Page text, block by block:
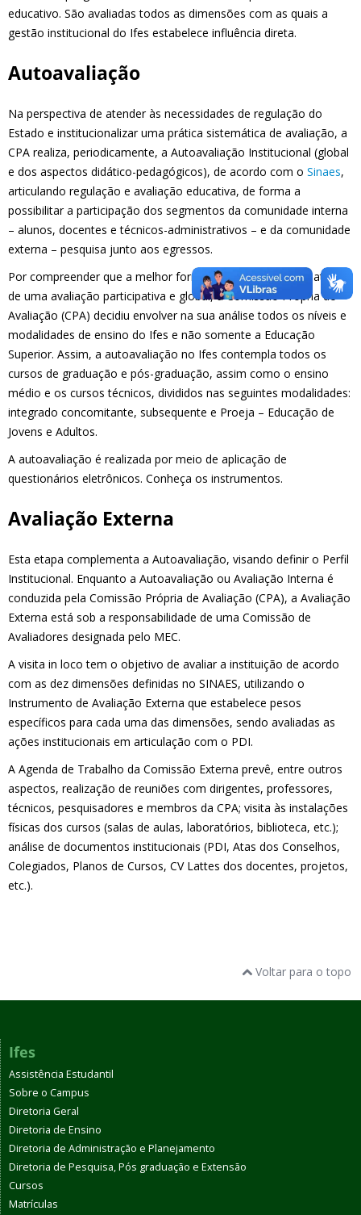
educativo. São avaliadas todos as dimensões com as quais a
gestão institucional do Ifes estabelece influência direta.
Autoavaliação
Na perspectiva de atender às necessidades de regulação do
Estado e institucionalizar uma prática sistemática de avaliação, a
CPA realiza, periodicamente, a Autoavaliação Institucional (global
e dos aspectos didático-pedagógicos), de acordo com o Sinaes,
articulando regulação e avaliação educativa, de forma a
possibilitar a participação dos segmentos da comunidade interna
– alunos, docentes e técnicos-administrativos – e da comunidade
externa – pesquisa junto aos egressos.
Por compreender que a melhor forma de se autoavaliar é através
de uma avaliação participativa e global, a Comissão Própria de
Avaliação (CPA) decidiu envolver na sua análise todos os níveis e
modalidades de ensino do Ifes e não somente a Educação
Superior. Assim, a autoavaliação no Ifes contempla todos os
cursos de graduação e pós-graduação, assim como o ensino
médio e os cursos técnicos, divididos nas seguintes modalidades:
integrado concomitante, subsequente e Proeja – Educação de
Jovens e Adultos.
A autoavaliação é realizada por meio de aplicação de
questionários eletrônicos. Conheça os instrumentos.
Avaliação Externa
Esta etapa complementa a Autoavaliação, visando definir o Perfil
Institucional. Enquanto a Autoavaliação ou Avaliação Interna é
conduzida pela Comissão Própria de Avaliação (CPA), a Avaliação
Externa está sob a responsabilidade de uma Comissão de
Avaliadores designada pelo MEC.
A visita in loco tem o objetivo de avaliar a instituição de acordo
com as dez dimensões definidas no SINAES, utilizando o
Instrumento de Avaliação Externa que estabelece pesos
específicos para cada uma das dimensões, sendo avaliadas as
ações institucionais em articulação com o PDI.
A Agenda de Trabalho da Comissão Externa prevê, entre outros
aspectos, realização de reuniões com dirigentes, professores,
técnicos, pesquisadores e membros da CPA; visita às instalações
físicas dos cursos (salas de aulas, laboratórios, biblioteca, etc.);
análise de documentos institucionais (PDI, Atas dos Conselhos,
Colegiados, Planos de Cursos, CV Lattes dos docentes, projetos,
etc.).
Voltar para o topo
Ifes
Assistência Estudantil
Sobre o Campus
Diretoria Geral
Diretoria de Ensino
Diretoria de Administração e Planejamento
Diretoria de Pesquisa, Pós graduação e Extensão
Cursos
Matrículas